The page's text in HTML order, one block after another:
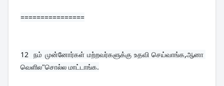
================
12 நம் முன்னோர்கள் மற்றவர்களுக்கு உதவி செய்வாங்க,ஆனா
வெளில"சொல்ல மாட்டாங்க.